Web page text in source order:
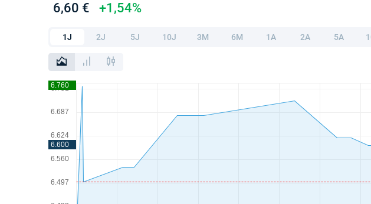
6,60 € +1,54%
1J 2J 5J 10J 3M 6M 1A 2A 5A